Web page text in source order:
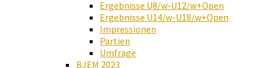
Ergebnisse U8/w-U12/w+Open
Ergebnisse U14/w-U18/w+Open
Impressionen
Partien
Umfrage
BJEM 2023